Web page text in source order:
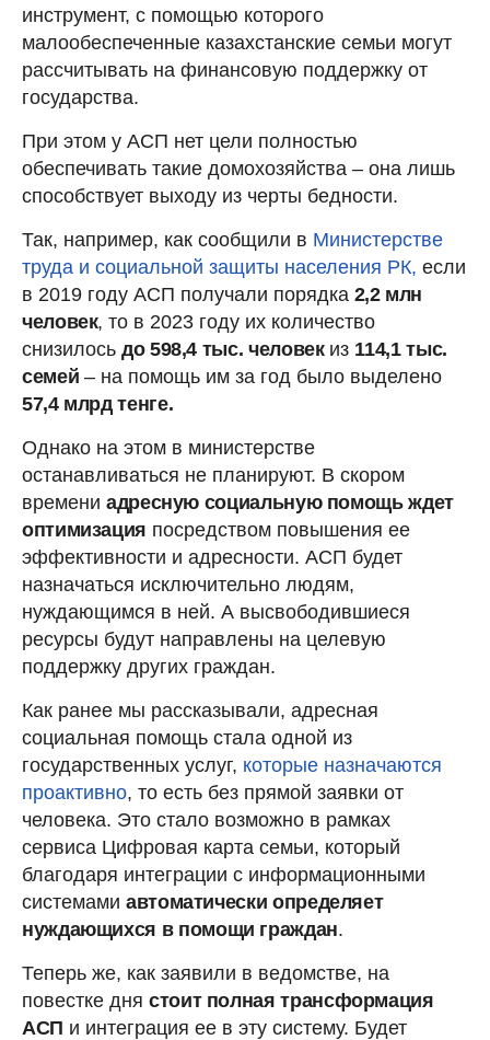
инструмент, с помощью которого
малообеспеченные казахстанские семьи могут
рассчитывать на финансовую поддержку от
государства.
При этом у АСП нет цели полностью
обеспечивать такие домохозяйства – она лишь
способствует выходу из черты бедности.
Так, например, как сообщили в Министерстве
труда и социальной защиты населения РК, если
в 2019 году АСП получали порядка 2,2 млн
человек, то в 2023 году их количество
снизилось до 598,4 тыс. человекиз 114,1 тыс.
семей – на помощь им за год было выделено
57,4 млрд тенге.
Однако на этом в министерстве
останавливаться не планируют. В скором
времени адресную социальную помощь ждет
оптимизация посредством повышения ее
эффективности и адресности. АСП будет
назначаться исключительно людям,
нуждающимся в ней. А высвободившиеся
ресурсы будут направлены на целевую
поддержку других граждан.
Как ранее мы рассказывали, адресная
социальная помощь стала одной из
государственных услуг, которые назначаются
проактивно, то есть без прямой заявки от
человека. Это стало возможно в рамках
сервиса Цифровая карта семьи, который
благодаря интеграции с информационными
системами автоматически определяет
нуждающихся в помощи граждан.
Теперь же, как заявили в ведомстве, на
повестке дня стоит полная трансформация
АСП и интеграция ее в эту систему. Будет